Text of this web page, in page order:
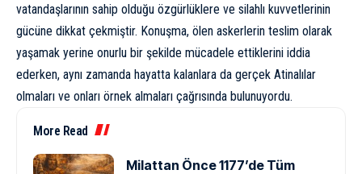
vatandaşlarının sahip olduğu özgürlüklere ve silahlı kuvvetlerinin
gücüne dikkat çekmiştir. Konuşma, ölen askerlerin teslim olarak
yaşamak yerine onurlu bir şekilde mücadele ettiklerini iddia
ederken, aynı zamanda hayatta kalanlara da gerçek Atinalılar
olmaları ve onları örnek almaları çağrısında bulunuyordu.
More Read
Milattan Önce 1177’de Tüm